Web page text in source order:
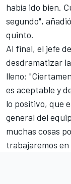
había ido bien.
segundo", añadió
quinto.
Al final, el jefe
desdramatizar
lleno:
es aceptable y
lo positivo, que
general del
muchas cosas
trabajaremos